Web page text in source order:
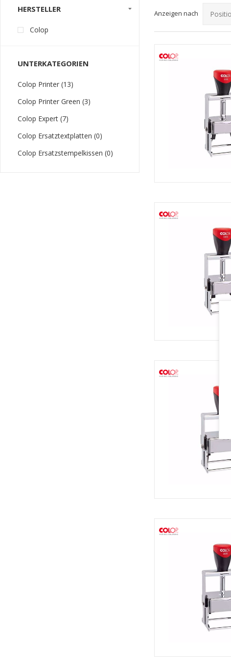
Anzeigen nach
HERSTELLER
Colop
UNTERKATEGORIEN
Colop Printer (13)
Colop Printer Green (3)
Colop Expert (7)
Colop Ersatztextplatten (0)
Colop Ersatzstempelkissen (0)